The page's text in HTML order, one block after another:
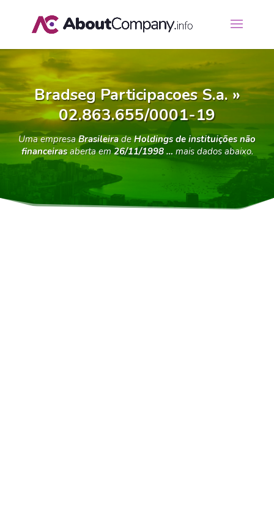
Bradseg Participacoes S.a. »
02.863.655/0001-19
Uma empresaBrasileira deHoldings de instituições não
financeirasaberta em26/11/1998 …mais dados abaixo.